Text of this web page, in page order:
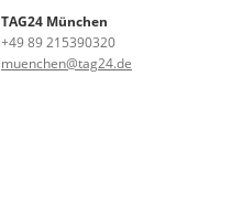
TAG24 München
+49 89 215390320
muenchen@tag24.de